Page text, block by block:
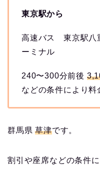
東京駅から
高速バス 東京駅八
ーミナル
240〜300分前後
などの条件により料
群馬県草津です。
割引や座席などの条件